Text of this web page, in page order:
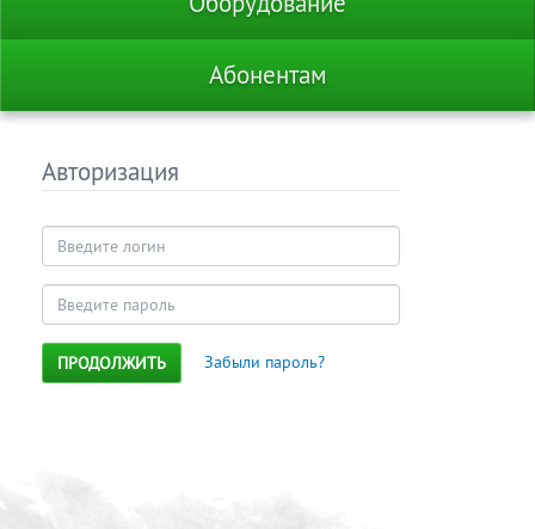
Абонентам
Авторизация
ПРОДОЛЖИТЬ Забыли пароль?